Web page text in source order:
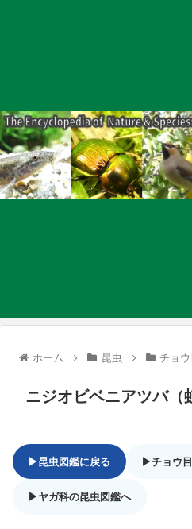
ホーム 昆虫 チョウ
ニジオビベニアツバ（
▶昆虫図鑑に戻る ▶チョウ
▶ヤガ科の昆虫図鑑へ